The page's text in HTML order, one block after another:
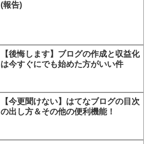
(報告)
【後悔します】ブログの作成と収益化
は今すぐにでも始めた方がいい件
【今更聞けない】はてなブログの目次
の出し方＆その他の便利機能！